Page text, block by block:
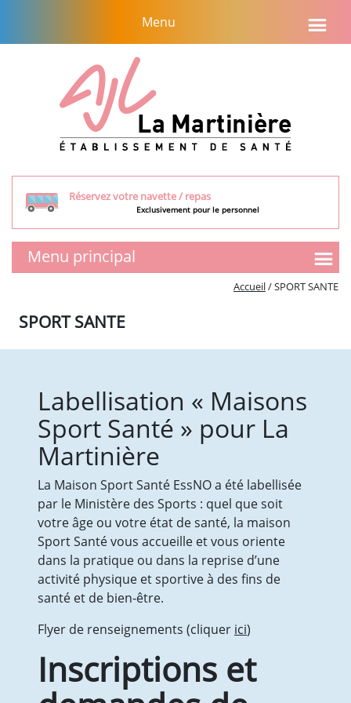
contenu
Menu
Réservez votre navette / repas
Exclusivement pour le personnel
Menu principal
Tarifs et aides financières
Prestations
Droits et obligations
Votre séjour
Les Comités
Présentation de l’équipe
Tarifs et aides financières
Vie quotidienne
Les Médicaments
Droits et obligations
Prestations & Animations
Votre séjour
Visite
Les Comités
SPORT SANTE
Accueil/SPORT SANTE
SPORT SANTE
Labellisation « Maisons
Sport Santé » pour La
Martinière
La Maison Sport Santé EssNO a été labellisée
par le Ministère des Sports : quel que soit
votre âge ou votre état de santé, la maison
Sport Santé vous accueille et vous oriente
dans la pratique ou dans la reprise d’une
activité physique et sportive à des fins de
santé et de bien-être.
Flyer de renseignements (cliquer ici)
Inscriptions et